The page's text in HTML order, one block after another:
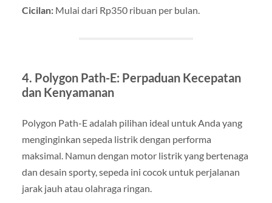
Cicilan:Mulai dari Rp350 ribuan per bulan.
4. Polygon Path-E: Perpaduan Kecepatan
dan Kenyamanan
Polygon Path-E adalah pilihan ideal untuk Anda yang
menginginkan sepeda listrik dengan performa
maksimal. Namun dengan motor listrik yang bertenaga
dan desain sporty, sepeda ini cocok untuk perjalanan
jarak jauh atau olahraga ringan.